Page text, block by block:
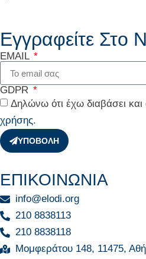
Εγγραφείτε Στο
EMAIL
GDPR
Δηλώνω ότι έχω διαβάσει και
χρήσης.
ΥΠΟΒΟΛΗ
ΕΠΙΚΟΙΝΩΝΙΑ
info@elodi.org
210 8838113
210 8838118
Μομφεράτου 148, 11475,